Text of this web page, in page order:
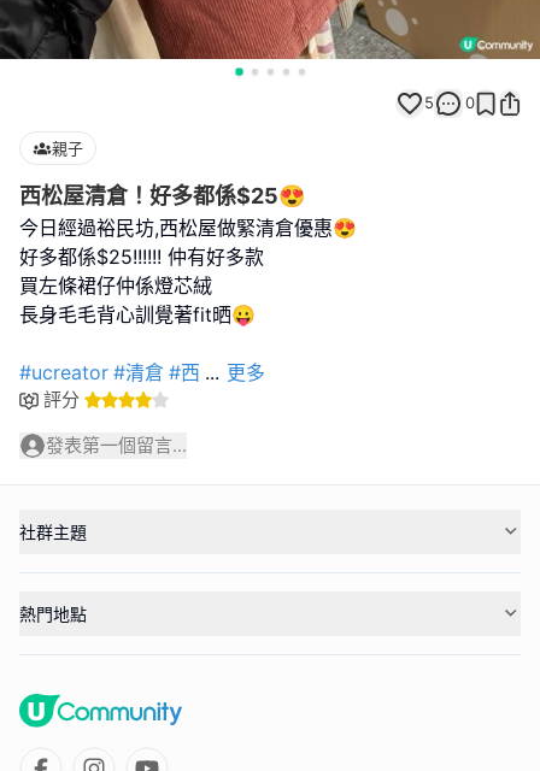
5 0
親子
西松屋清倉！好多都係$25😍
今日經過裕民坊,西松屋做緊清倉優惠😍
好多都係$25!!!!!! 仲有好多款
買左條裙仔仲係燈芯絨
長身毛毛背心訓覺著fit晒😛
#ucreator #清倉 #西 ... 更多
評分
發表第一個留言...
社群主題
熱門地點